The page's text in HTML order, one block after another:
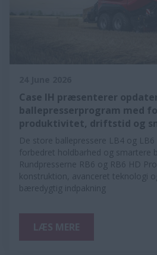
Case IH præsenterer
ballepresserprogram med
produktivitet, driftstid og
De store ballepressere LB4 og
forbedret holdbarhed og smartere
Rundpresserne RB6 og RB6 HD
konstruktion, avanceret teknologi
bæredygtig indpakning